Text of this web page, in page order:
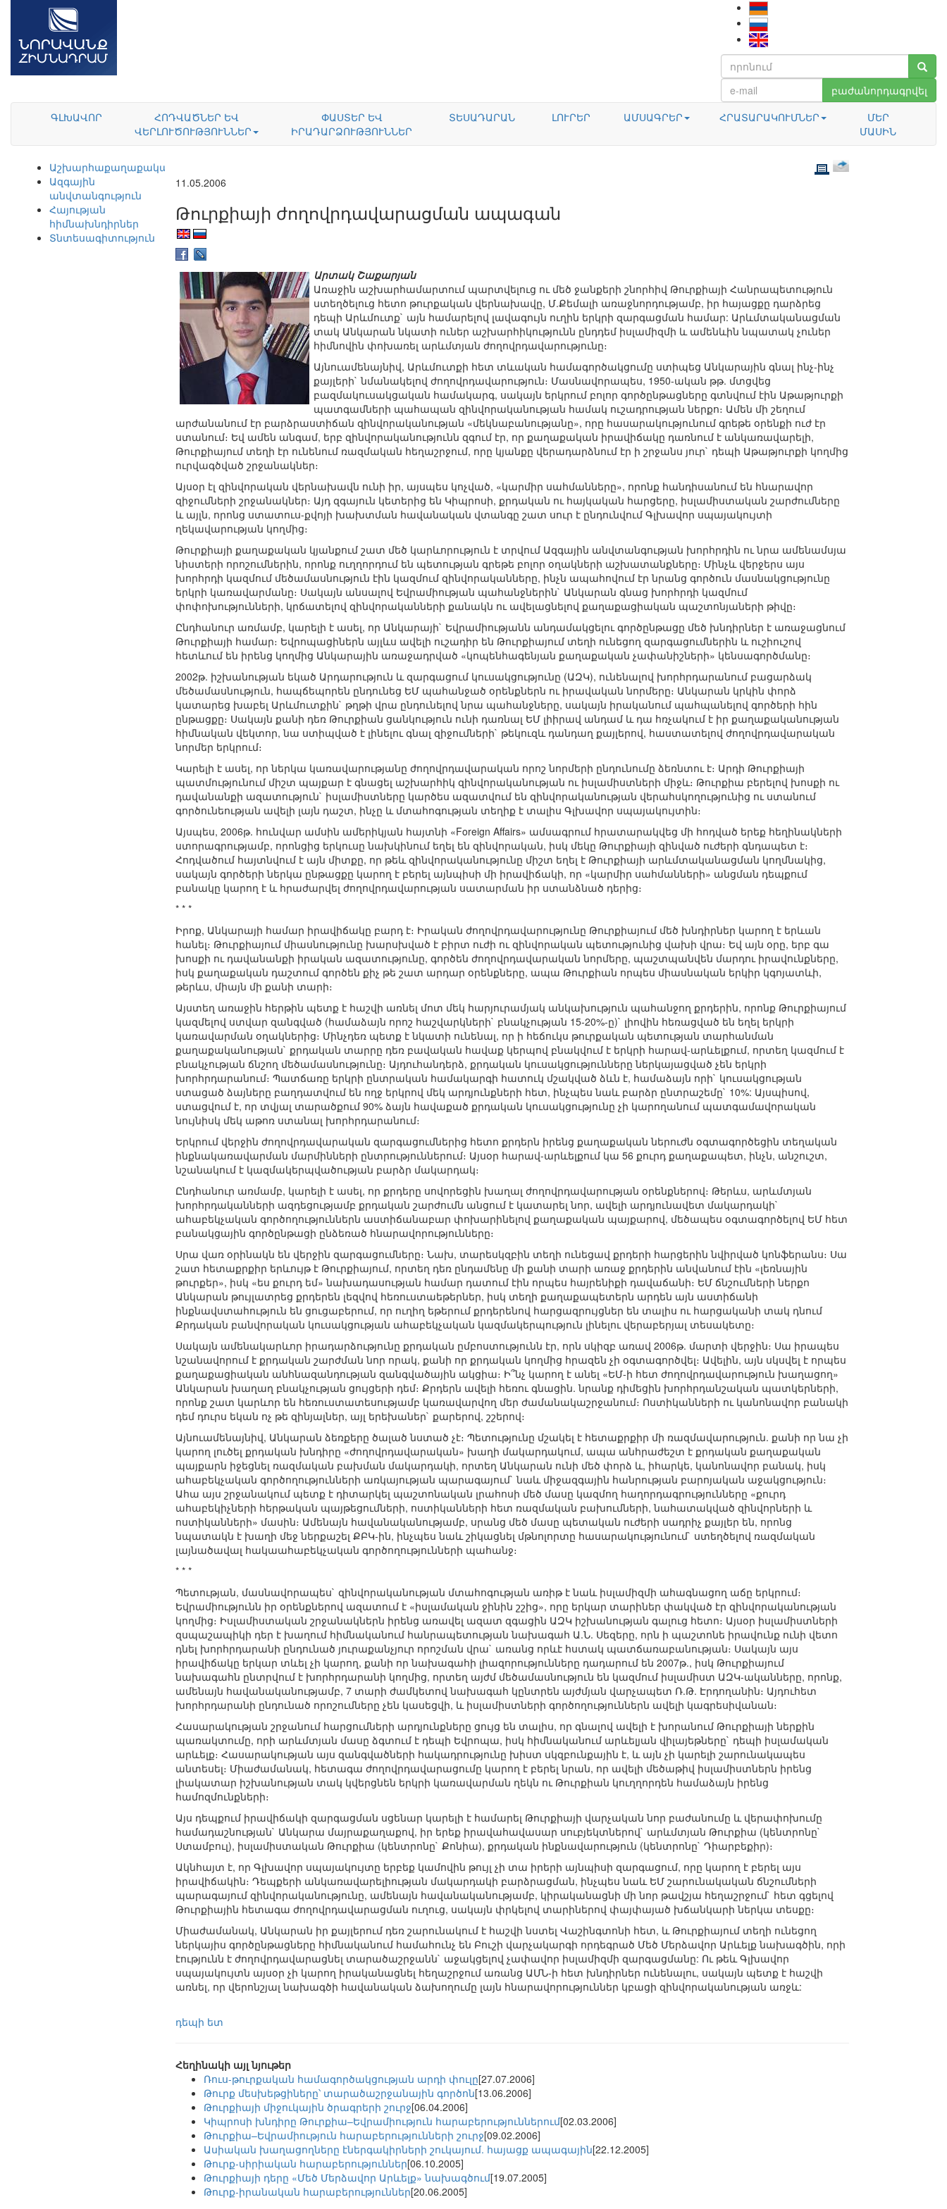
բաժանորդագրվել
ԳԼԽԱՎՈՐ
ՀՈԴՎԱԾՆԵՐ ԵՎ
ՎԵՐԼՈՒԾՈՒԹՅՈՒՆՆԵՐ
ՓԱՍՏԵՐ ԵՎ
ԻՐԱԴԱՐՁՈՒԹՅՈՒՆՆԵՐ
ՏԵՍԱԴԱՐԱՆ ԼՈՒՐԵՐ ԱՄՍԱԳՐԵՐ ՀՐԱՏԱՐԱԿՈՒՄՆԵՐ
ՄԵՐ
ՄԱՍԻՆ
Աշխարհաքաղաքականություն
Ազգային
անվտանգություն
Հայության
հիմնախնդիրներ
Տնտեսագիտություն
11.05.2006
Թուրքիայի ժողովրդավարացման ապագան
Արտակ Շաքարյան
Առաջին աշխարհամարտում պարտվելուց ու մեծ ջանքերի շնորհիվ Թուրքիայի Հանրապետություն
ստեղծելուց հետո թուրքական վերնախավը, Մ.Քեմալի առաջնորդությամբ, իր հայացքը դարձրեց
դեպի Արևմուտք` այն համարելով լավագույն ուղին երկրի զարգացման համար: Արևմտականացման
տակ Անկարան նկատի ուներ աշխարհիկությունն ընդդեմ իսլամիզմի և ամենևին նպատակ չուներ
հիմնովին փոխառել արևմտյան ժողովրդավարությունը։
Այնուամենայնիվ, Արևմուտքի հետ տևական համագործակցումը ստիպեց Անկարային գնալ ինչ-ինչ
քայլերի` նմանակելով ժողովրդավարություն։ Մասնավորապես, 1950-ական թթ. մտցվեց
բազմակուսակցական համակարգ, սակայն երկրում բոլոր գործընթացները գտնվում էին Աթաթյուրքի
պատգամների պահապան զինվորականության համակ ուշադրության ներքո։ Ամեն մի շեղում
արժանանում էր բարձրաստիճան զինվորականության «մեկնաբանությանը», որը հասարակությունում գրեթե օրենքի ուժ էր
ստանում։ Եվ ամեն անգամ, երբ զինվորականությունն զգում էր, որ քաղաքական իրավիճակը դառնում է անկառավարելի,
Թուրքիայում տեղի էր ունենում ռազմական հեղաշրջում, որը կյանքը վերադարձնում էր ի շրջանս յուր` դեպի Աթաթյուրքի կողմից
ուրվագծված շրջանակներ։
Այսօր էլ զինվորական վերնախավն ունի իր, այսպես կոչված, «կարմիր սահմանները», որոնք հանդիսանում են հնարավոր
զիջումների շրջանակներ։ Այդ զգայուն կետերից են Կիպրոսի, քրդական ու հայկական հարցերը, իսլամիստական շարժումները
և այլն, որոնց ստատուս-քվոյի խախտման հավանական վտանգը շատ սուր է ընդունվում Գլխավոր սպայակույտի
ղեկավարության կողմից։
Թուրքիայի քաղաքական կյանքում շատ մեծ կարևորություն է տրվում Ազգային անվտանգության խորհրդին ու նրա ամենամսյա
նիստերի որոշումներին, որոնք ուղղորդում են պետության գրեթե բոլոր օղակների աշխատանքները։ Մինչև վերջերս այս
խորհրդի կազմում մեծամասնություն էին կազմում զինվորականները, ինչն ապահովում էր նրանց գործուն մասնակցությունը
երկրի կառավարմանը։ Սակայն անսալով Եվրամիության պահանջներին` Անկարան գնաց խորհրդի կազմում
փոփոխությունների, կրճատելով զինվորականների քանակն ու ավելացնելով քաղաքացիական պաշտոնյաների թիվը։
Ընդհանուր առմամբ, կարելի է ասել, որ Անկարայի` Եվրամիությանն անդամակցելու գործընթացը մեծ խնդիրներ է առաջացնում
Թուրքիայի համար։ Եվրոպացիներն այլևս ավելի ուշադիր են Թուրքիայում տեղի ունեցող զարգացումներին և ուշիուշով
հետևում են իրենց կողմից Անկարային առաջադրված «կոպենհագենյան քաղաքական չափանիշների» կենսագործմանը։
2002թ. իշխանության եկած Արդարություն և զարգացում կուսակցությունը (ԱԶԿ), ունենալով խորհրդարանում բացարձակ
մեծամասնություն, հապճեպորեն ընդունեց ԵՄ պահանջած օրենքներն ու իրավական նորմերը։ Անկարան կրկին փորձ
կատարեց խաբել Արևմուտքին` թղթի վրա ընդունելով նրա պահանջները, սակայն իրականում պահպանելով գործերի հին
ընթացքը։ Սակայն քանի դեռ Թուրքիան ցանկություն ունի դառնալ ԵՄ լիիրավ անդամ և դա հռչակում է իր քաղաքականության
հիմնական վեկտոր, նա ստիպված է լինելու գնալ զիջումների` թեկուզև դանդաղ քայլերով, հաստատելով ժողովրդավարական
նորմեր երկրում։
Կարելի է ասել, որ ներկա կառավարությանը ժողովրդավարական որոշ նորմերի ընդունումը ձեռնտու է։ Արդի Թուրքիայի
պատմությունում միշտ պայքար է գնացել աշխարհիկ զինվորականության ու իսլամիստների միջև։ Թուրքիա բերելով խոսքի ու
դավանանքի ազատություն` իսլամիստները կարծես ազատվում են զինվորականության վերահսկողությունից ու ստանում
գործունեության ավելի լայն դաշտ, ինչը և մտահոգության տեղիք է տալիս Գլխավոր սպայակույտին։
Այսպես, 2006թ. հունվար ամսին ամերիկյան հայտնի «Foreign Affairs» ամսագրում հրատարակվեց մի հոդված երեք հեղինակների
ստորագրությամբ, որոնցից երկուսը նախկինում եղել են զինվորական, իսկ մեկը Թուրքիայի զինված ուժերի գնդապետ է։
Հոդվածում հայտնվում է այն միտքը, որ թեև զինվորականությունը միշտ եղել է Թուրքիայի արևմտականացման կողմնակից,
սակայն գործերի ներկա ընթացքը կարող է բերել այնպիսի մի իրավիճակի, որ «կարմիր սահմանների» անցման դեպքում
բանակը կարող է և հրաժարվել ժողովրդավարության սատարման իր ստանձնած դերից։
* * *
Իրոք, Անկարայի համար իրավիճակը բարդ է։ Իրական ժողովրդավարությունը Թուրքիայում մեծ խնդիրներ կարող է երևան
հանել։ Թուրքիայում միասնությունը խարսխված է բիրտ ուժի ու զինվորական պետությունից վախի վրա։ Եվ այն օրը, երբ գա
խոսքի ու դավանանքի իրական ազատությունը, գործեն ժողովրդավարական նորմերը, պաշտպանվեն մարդու իրավունքները,
իսկ քաղաքական դաշտում գործեն քիչ թե շատ արդար օրենքները, ապա Թուրքիան որպես միասնական երկիր կգոյատևի,
թերևս, միայն մի քանի տարի։
Այստեղ առաջին հերթին պետք է հաշվի առնել մոտ մեկ հարյուրամյակ անկախություն պահանջող քրդերին, որոնք Թուրքիայում
կազմելով ստվար զանգված (համաձայն որոշ հաշվարկների` բնակչության 15-20%-ը)` լիովին հեռացված են եղել երկրի
կառավարման օղակներից։ Մինչդեռ պետք է նկատի ունենալ, որ ի հեճուկս թուրքական պետության տարհանման
քաղաքականության` քրդական տարրը դեռ բավական հավաք կերպով բնակվում է երկրի հարավ-արևելքում, որտեղ կազմում է
բնակչության ճնշող մեծամասնությունը։ Այդուհանդերձ, քրդական կուսակցությունները ներկայացված չեն երկրի
խորհրդարանում։ Պատճառը երկրի ընտրական համակարգի հատուկ մշակված ձևն է, համաձայն որի` կուսակցության
ստացած ձայները բաղդատվում են ողջ երկրով մեկ արդյունքների հետ, ինչպես նաև բարձր ընտրաշեմը` 10%: Այսպիսով,
ստացվում է, որ տվյալ տարածքում 90% ձայն հավաքած քրդական կուսակցությունը չի կարողանում պատգամավորական
նույնիսկ մեկ աթոռ ստանալ խորհրդարանում։
Երկրում վերջին ժողովրդավարական զարգացումներից հետո քրդերն իրենց քաղաքական ներուժն օգտագործեցին տեղական
ինքնակառավարման մարմինների ընտրություններում։ Այսօր հարավ-արևելքում կա 56 քուրդ քաղաքապետ, ինչն, անշուշտ,
նշանակում է կազմակերպվածության բարձր մակարդակ։
Ընդհանուր առմամբ, կարելի է ասել, որ քրդերը սովորեցին խաղալ ժողովրդավարության օրենքներով։ Թերևս, արևմտյան
խորհրդականների ազդեցությամբ քրդական շարժումն անցում է կատարել նոր, ավելի արդյունավետ մակարդակի`
ահաբեկչական գործողություններն աստիճանաբար փոխարինելով քաղաքական պայքարով, մեծապես օգտագործելով ԵՄ հետ
բանակցային գործընթացի ընձեռած հնարավորությունները։
Սրա վառ օրինակն են վերջին զարգացումները։ Նախ, տարեսկզբին տեղի ունեցավ քրդերի հարցերին նվիրված կոնֆերանս։ Սա
շատ հետաքրքիր երևույթ է Թուրքիայում, որտեղ դեռ ընդամենը մի քանի տարի առաջ քրդերին անվանում էին «լեռնային
թուրքեր», իսկ «ես քուրդ եմ» նախադասության համար դատում էին որպես հայրենիքի դավաճանի։ ԵՄ ճնշումների ներքո
Անկարան թույլատրեց քրդերեն լեզվով հեռուստաեթերներ, իսկ տեղի քաղաքապետերն արդեն այն աստիճանի
ինքնավստահություն են ցուցաբերում, որ ուղիղ եթերում քրդերենով հարցազրույցներ են տալիս ու հարցականի տակ դնում
Քրդական բանվորական կուսակցության ահաբեկչական կազմակերպություն լինելու վերաբերյալ տեսակետը։
Սակայն ամենակարևոր իրադարձությունը քրդական ըմբոստությունն էր, որն սկիզբ առավ 2006թ. մարտի վերջին։ Սա իրապես
նշանավորում է քրդական շարժման նոր որակ, քանի որ քրդական կողմից հրազեն չի օգտագործվել։ Ավելին, այն սկսվել է որպես
քաղաքացիական անհնազանդության զանգվածային ակցիա։ Ի՞նչ կարող է անել «ԵՄ-ի հետ ժողովրդավարություն խաղացող»
Անկարան խաղաղ բնակչության ցույցերի դեմ։ Քրդերն ավելի հեռու գնացին. նրանք դիմեցին խորհրդանշական պատկերների,
որոնք շատ կարևոր են հեռուստատեսությամբ կառավարվող մեր ժամանակաշրջանում։ Ոստիկանների ու կանոնավոր բանակի
դեմ դուրս եկան ոչ թե զինյալներ, այլ երեխաներ` քարերով, շշերով։
Այնուամենայնիվ, Անկարան ձեռքերը ծալած նստած չէ։ Պետությունը մշակել է հետաքրքիր մի ռազմավարություն. քանի որ նա չի
կարող լուծել քրդական խնդիրը «ժողովրդավարական» խաղի մակարդակում, ապա անհրաժեշտ է քրդական քաղաքական
պայքարն իջեցնել ռազմական բախման մակարդակի, որտեղ Անկարան ունի մեծ փորձ և, իհարկե, կանոնավոր բանակ, իսկ
ահաբեկչական գործողությունների առկայության պարագայում` նաև միջազգային հանրության բարոյական աջակցություն։
Ահա այս շրջանակում պետք է դիտարկել պաշտոնական լրահոսի մեծ մասը կազմող հաղորդագրությունները «քուրդ
ահաբեկիչների հերթական պայթեցումների, ոստիկանների հետ ռազմական բախումների, նահատակված զինվորների և
ոստիկանների» մասին։ Ամենայն հավանականությամբ, սրանց մեծ մասը պետական ուժերի սադրիչ քայլեր են, որոնց
նպատակն է խաղի մեջ ներքաշել ՔԲԿ-ին, ինչպես նաև շիկացնել մթնոլորտը հասարակությունում` ստեղծելով ռազմական
լայնածավալ հակաահաբեկչական գործողությունների պահանջ։
* * *
Պետության, մասնավորապես` զինվորականության մտահոգության առիթ է նաև իսլամիզմի ահագնացող աճը երկրում։
Եվրամիությունն իր օրենքներով ազատում է «իսլամական ջինին շշից», որը երկար տարիներ փակված էր զինվորականության
կողմից։ Իսլամիստական շրջանակներն իրենց առավել ազատ զգացին ԱԶԿ իշխանության գալուց հետո։ Այսօր իսլամիստների
զսպաշապիկի դեր է խաղում հիմնականում հանրապետության նախագահ Ա.Ն. Սեզերը, որն ի պաշտոնե իրավունք ունի վետո
դնել խորհրդարանի ընդունած յուրաքանչյուր որոշման վրա` առանց որևէ հստակ պատճառաբանության։ Սակայն այս
իրավիճակը երկար տևել չի կարող, քանի որ նախագահի լիազորությունները դադարում են 2007թ., իսկ Թուրքիայում
նախագահն ընտրվում է խորհրդարանի կողմից, որտեղ այժմ մեծամասնություն են կազմում իսլամիստ ԱԶԿ-ականները, որոնք,
ամենայն հավանականությամբ, 7 տարի ժամկետով նախագահ կընտրեն այժմյան վարչապետ Ռ.Թ. Էրդողանին։ Այդուհետ
խորհրդարանի ընդունած որոշումները չեն կասեցվի, և իսլամիստների գործողություններն ավելի կագրեսիվանան։
Հասարակության շրջանում հարցումների արդյունքները ցույց են տալիս, որ գնալով ավելի է խորանում Թուրքիայի ներքին
պառակտումը, որի արևմտյան մասը ձգտում է դեպի Եվրոպա, իսկ հիմնականում արևելյան վիլայեթները` դեպի իսլամական
արևելք։ Հասարակության այս զանգվածների հակադրությունը խիստ սկզբունքային է, և այն չի կարելի շարունակապես
անտեսել։ Միաժամանակ, հետագա ժողովրդավարացումը կարող է բերել նրան, որ ավելի մեծաթիվ իսլամիստներն իրենց
լիակատար իշխանության տակ կվերցնեն երկրի կառավարման ղեկն ու Թուրքիան կուղղորդեն համաձայն իրենց
համոզմունքների։
Այս դեպքում իրավիճակի զարգացման սցենար կարելի է համարել Թուրքիայի վարչական նոր բաժանումը և վերափոխումը
համադաշնության` Անկարա մայրաքաղաքով, իր երեք իրավահավասար սուբյեկտներով` արևմտյան Թուրքիա (կենտրոնը`
Ստամբուլ), իսլամիստական Թուրքիա (կենտրոնը` Քոնիա), քրդական ինքնավարություն (կենտրոնը` Դիարբեքիր)։
Ակնհայտ է, որ Գլխավոր սպայակույտը երբեք կամովին թույլ չի տա իրերի այնպիսի զարգացում, որը կարող է բերել այս
իրավիճակին։ Դեպքերի անկառավարելիության մակարդակի բարձրացման, ինչպես նաև ԵՄ շարունակական ճնշումների
պարագայում զինվորականությունը, ամենայն հավանականությամբ, կիրականացնի մի նոր թավշյա հեղաշրջում` հետ գցելով
Թուրքիային հետագա ժողովրդավարացման ուղուց, սակայն փրկելով տարիներով փայփայած խճանկարի ներկա տեսքը։
Միաժամանակ, Անկարան իր քայլերում դեռ շարունակում է հաշվի նստել Վաշինգտոնի հետ, և Թուրքիայում տեղի ունեցող
ներկայիս գործընթացները հիմնականում համահունչ են Բուշի վարչակարգի որդեգրած Մեծ Մերձավոր Արևելք նախագծին, որի
էությունն է ժողովրդավարացնել տարածաշրջանն` աջակցելով չափավոր իսլամիզմի զարգացմանը: Ու թեև Գլխավոր
սպայակույտն այսօր չի կարող իրականացնել հեղաշրջում առանց ԱՄՆ-ի հետ խնդիրներ ունենալու, սակայն պետք է հաշվի
առնել, որ վերոնշյալ նախագծի հավանական ձախողումը լայն հնարավորություններ կբացի զինվորականության առջև:
դեպի ետ
Հեղինակի այլ նյութեր
Ռուս-թուրքական համագործակցության արդի փուլը[27.07.2006]
Թուրք մեսխեթցիները՝ տարածաշրջանային գործոն[13.06.2006]
Թուրքիայի միջուկային ծրագրերի շուրջ[06.04.2006]
Կիպրոսի խնդիրը Թուրքիա–Եվրամիություն հարաբերություններում[02.03.2006]
Թուրքիա–Եվրամիություն հարաբերությունների շուրջ[09.02.2006]
Ասիական խաղացողները էներգակիրների շուկայում. հայացք ապագային[22.12.2005]
Թուրք-սիրիական հարաբերություններ[06.10.2005]
Թուրքիայի դերը «Մեծ Մերձավոր Արևելք» նախագծում[19.07.2005]
Թուրք-իրանական հարաբերություններ[20.06.2005]